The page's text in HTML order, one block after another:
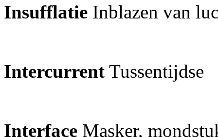
Insufflatie Inblazen van
Intercurrent Tussentijdse
Interface Masker,